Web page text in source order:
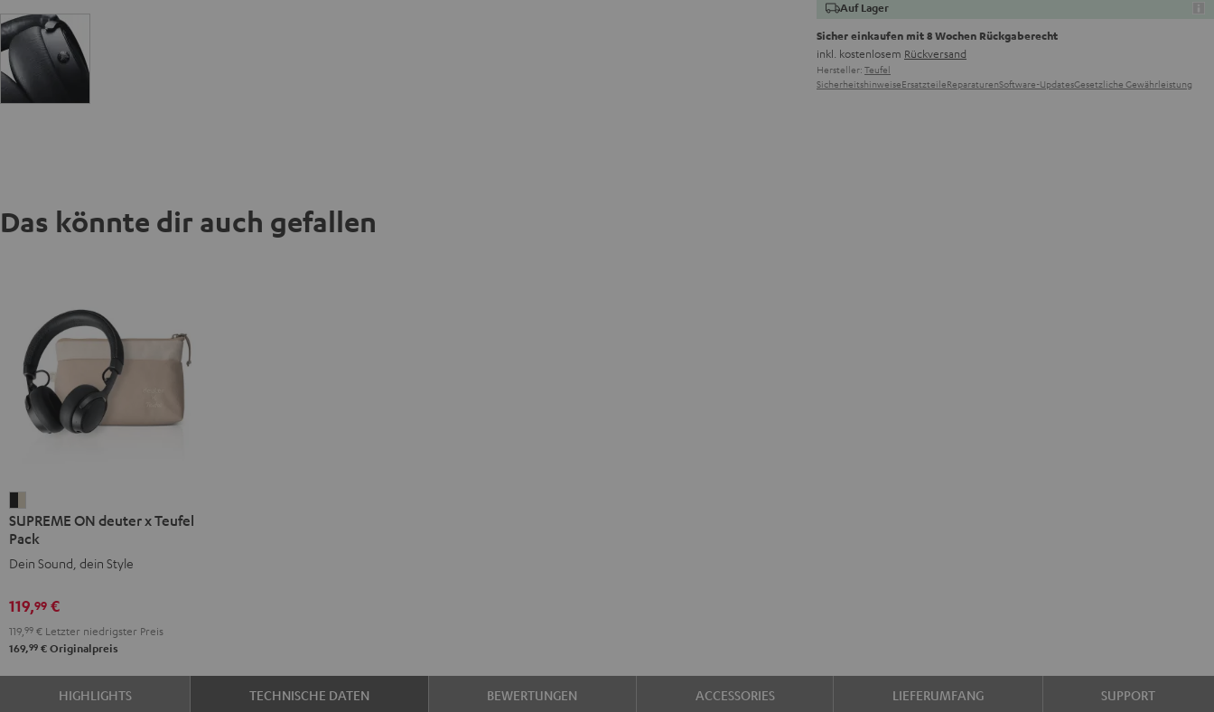
Auf Lager
Sicher einkaufen mit 8 Wochen Rückgaberecht
inkl. kostenlosem Rückversand
Hersteller: Teufel
SicherheitshinweiseErsatzteileReparaturenSoftware-UpdatesGesetzliche Gewährleistung
Das könnte dir auch gefallen
ON
deuter
x
Pack
Night
Black
/
SUPREME ON deuter x Teufel
Pack
Dein Sound, dein Style
119,99 €
119, 99 € Letzter niedrigster Preis
169,99 € Originalpreis
HIGHLIGHTS TECHNISCHE DATEN BEWERTUNGEN ACCESSORIES LIEFERUMFANG SUPPORT